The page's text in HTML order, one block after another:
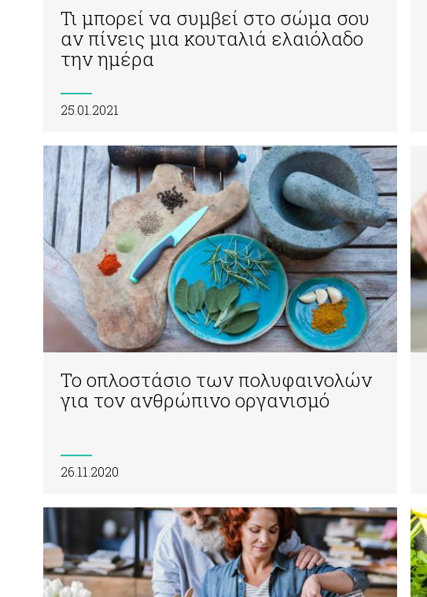
Τι μπορεί να συμβεί στο σώμα σου
αν πίνεις μια κουταλιά ελαιόλαδο
την ημέρα
25.01.2021
Το οπλοστάσιο των πολυφαινολών
για τον ανθρώπινο οργανισμό
26.11.2020